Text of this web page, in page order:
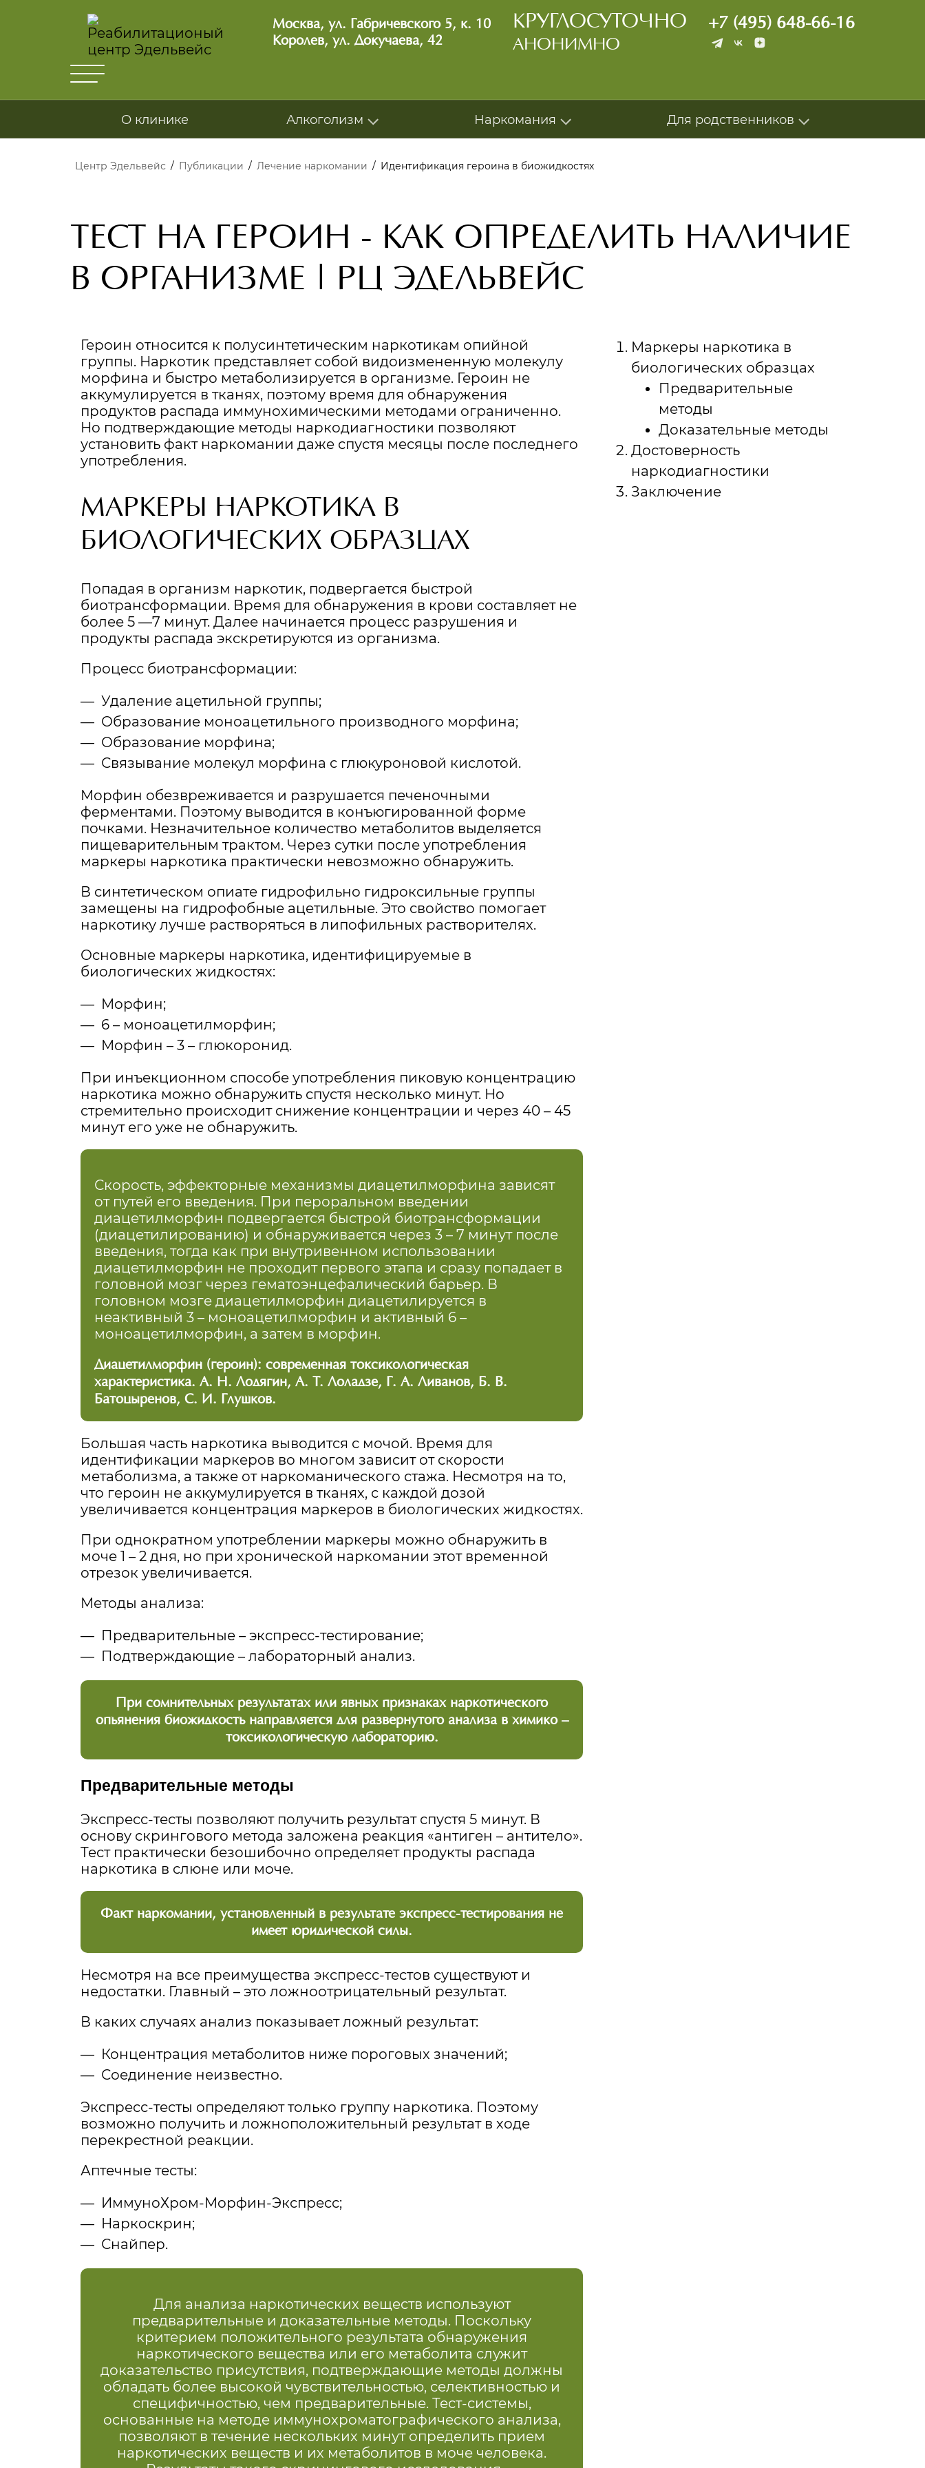
Москва, ул. Габричевского 5, к. 10
Королев, ул. Докучаева, 42
КРУГЛОСУТОЧНО
АНОНИМНО
+7 (495) 648-66-16
О клинике Алкоголизм Наркомания Для родственников
Центр Эдельвейс / Публикации / Лечение наркомании / Идентификация героина в биожидкостях
ТЕСТ НА ГЕРОИН - КАК ОПРЕДЕЛИТЬ НАЛИЧИЕ
В ОРГАНИЗМЕ | РЦ ЭДЕЛЬВЕЙС
Героин относится к полусинтетическим наркотикам опийной
группы. Наркотик представляет собой видоизмененную молекулу
морфина и быстро метаболизируется в организме. Героин не
аккумулируется в тканях, поэтому время для обнаружения
продуктов распада иммунохимическими методами ограниченно.
Но подтверждающие методы наркодиагностики позволяют
установить факт наркомании даже спустя месяцы после последнего
употребления.
МАРКЕРЫ НАРКОТИКА В
БИОЛОГИЧЕСКИХ ОБРАЗЦАХ
Попадая в организм наркотик, подвергается быстрой
биотрансформации. Время для обнаружения в крови составляет не
более 5 —7 минут. Далее начинается процесс разрушения и
продукты распада экскретируются из организма.
Процесс биотрансформации:
Удаление ацетильной группы;
Образование моноацетильного производного морфина;
Образование морфина;
Связывание молекул морфина с глюкуроновой кислотой.
Морфин обезвреживается и разрушается печеночными
ферментами. Поэтому выводится в конъюгированной форме
почками. Незначительное количество метаболитов выделяется
пищеварительным трактом. Через сутки после употребления
маркеры наркотика практически невозможно обнаружить.
В синтетическом опиате гидрофильно гидроксильные группы
замещены на гидрофобные ацетильные. Это свойство помогает
наркотику лучше растворяться в липофильных растворителях.
Основные маркеры наркотика, идентифицируемые в
биологических жидкостях:
Морфин;
6 – моноацетилморфин;
Морфин – 3 – глюкоронид.
При инъекционном способе употребления пиковую концентрацию
наркотика можно обнаружить спустя несколько минут. Но
стремительно происходит снижение концентрации и через 40 – 45
минут его уже не обнаружить.
Скорость, эффекторные механизмы диацетилморфина зависят
от путей его введения. При пероральном введении
диацетилморфин подвергается быстрой биотрансформации
(диацетилированию) и обнаруживается через 3 – 7 минут после
введения, тогда как при внутривенном использовании
диацетилморфин не проходит первого этапа и сразу попадает в
головной мозг через гематоэнцефалический барьер. В
головном мозге диацетилморфин диацетилируется в
неактивный 3 – моноацетилморфин и активный 6 –
моноацетилморфин, а затем в морфин.
Диацетилморфин (героин): современная токсикологическая
характеристика. А. Н. Лодягин, А. Т. Лоладзе, Г. А. Ливанов, Б. В.
Батоцыренов, С. И. Глушков.
Большая часть наркотика выводится с мочой. Время для
идентификации маркеров во многом зависит от скорости
метаболизма, а также от наркоманического стажа. Несмотря на то,
что героин не аккумулируется в тканях, с каждой дозой
увеличивается концентрация маркеров в биологических жидкостях.
При однократном употреблении маркеры можно обнаружить в
моче 1 – 2 дня, но при хронической наркомании этот временной
отрезок увеличивается.
Методы анализа:
Предварительные – экспресс-тестирование;
Подтверждающие – лабораторный анализ.
При сомнительных результатах или явных признаках наркотического
опьянения биожидкость направляется для развернутого анализа в химико –
токсикологическую лабораторию.
Предварительные методы
Экспресс-тесты позволяют получить результат спустя 5 минут. В
основу скрингового метода заложена реакция «антиген – антитело».
Тест практически безошибочно определяет продукты распада
наркотика в слюне или моче.
Факт наркомании, установленный в результате экспресс-тестирования не
имеет юридической силы.
Несмотря на все преимущества экспресс-тестов существуют и
недостатки. Главный – это ложноотрицательный результат.
В каких случаях анализ показывает ложный результат:
Концентрация метаболитов ниже пороговых значений;
Соединение неизвестно.
Экспресс-тесты определяют только группу наркотика. Поэтому
возможно получить и ложноположительный результат в ходе
перекрестной реакции.
Аптечные тесты:
ИммуноХром-Морфин-Экспресс;
Наркоскрин;
Снайпер.
Для анализа наркотических веществ используют
предварительные и доказательные методы. Поскольку
критерием положительного результата обнаружения
наркотического вещества или его метаболита служит
доказательство присутствия, подтверждающие методы должны
обладать более высокой чувствительностью, селективностью и
специфичностью, чем предварительные. Тест-системы,
основанные на методе иммунохроматографического анализа,
позволяют в течение нескольких минут определить прием
наркотических веществ и их метаболитов в моче человека.
Маркеры наркотика в
биологических образцах
Предварительные
методы
Доказательные методы
Достоверность
наркодиагностики
Заключение